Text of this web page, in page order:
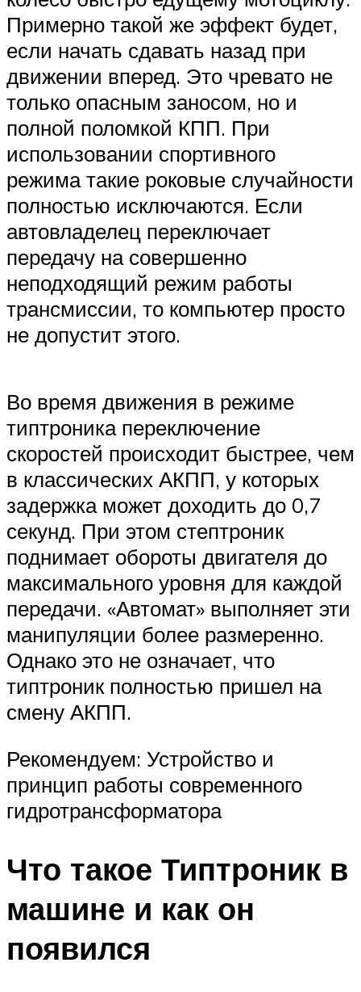
Примерно такой же эффект будет,
если начать сдавать назад при
движении вперед. Это чревато не
только опасным заносом, но и
полной поломкой КПП. При
использовании спортивного
режима такие роковые случайности
полностью исключаются. Если
автовладелец переключает
передачу на совершенно
неподходящий режим работы
трансмиссии, то компьютер просто
не допустит этого.
Во время движения в режиме
типтроника переключение
скоростей происходит быстрее, чем
в классических АКПП, у которых
задержка может доходить до 0,7
секунд. При этом стептроник
поднимает обороты двигателя до
максимального уровня для каждой
передачи. «Автомат» выполняет эти
манипуляции более размеренно.
Однако это не означает, что
типтроник полностью пришел на
смену АКПП.
Рекомендуем: Устройство и
принцип работы современного
гидротрансформатора
Что такое Типтроник в
машине и как он
появился